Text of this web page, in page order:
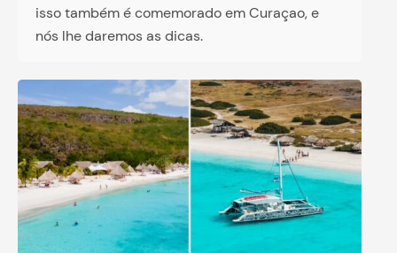
isso também é comemorado em Curaçao, e
nós lhe daremos as dicas.